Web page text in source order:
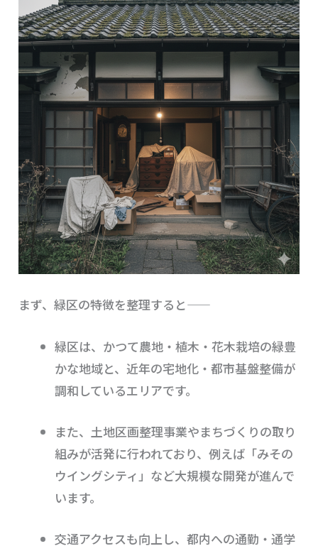
まず、緑区の特徴を整理すると――
緑区は、かつて農地・植木・花木栽培の緑豊
かな地域と、近年の宅地化・都市基盤整備が
調和しているエリアです。
また、土地区画整理事業やまちづくりの取り
組みが活発に行われており、例えば「みその
ウイングシティ」など大規模な開発が進んで
います。
交通アクセスも向上し、都内への通勤・通学